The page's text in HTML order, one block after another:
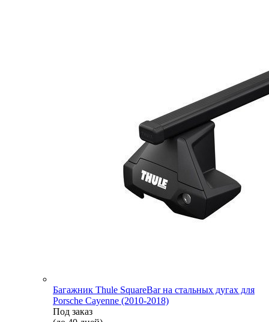
Багажник Thule SquareBar на стальных дугах для
Porsche Cayenne (2010-2018)
Под заказ